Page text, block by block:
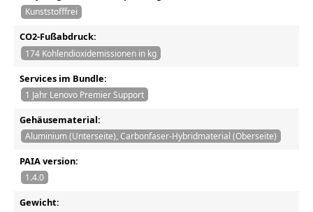
Kunststofffrei
CO2-Fußabdruck:
174 Kohlendioxidemissionen in kg
Services im Bundle:
1 Jahr Lenovo Premier Support
Gehäusematerial:
Aluminium (Unterseite), Carbonfaser-Hybridmaterial (Oberseite)
PAIA version:
1.4.0
Gewicht: